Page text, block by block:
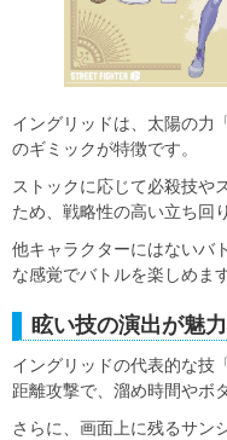
イングリッドは、太陽の力
のギミックが特徴です。
ストックに応じて必殺技や
ため、戦略性の高い立ち回
他キャラクターにはないバ
な感覚でバトルを楽しめます
眩い技の演出が魅
イングリッドの代表的な技
距離攻撃で、溜め時間やボ
さらに、画面上に残るサン